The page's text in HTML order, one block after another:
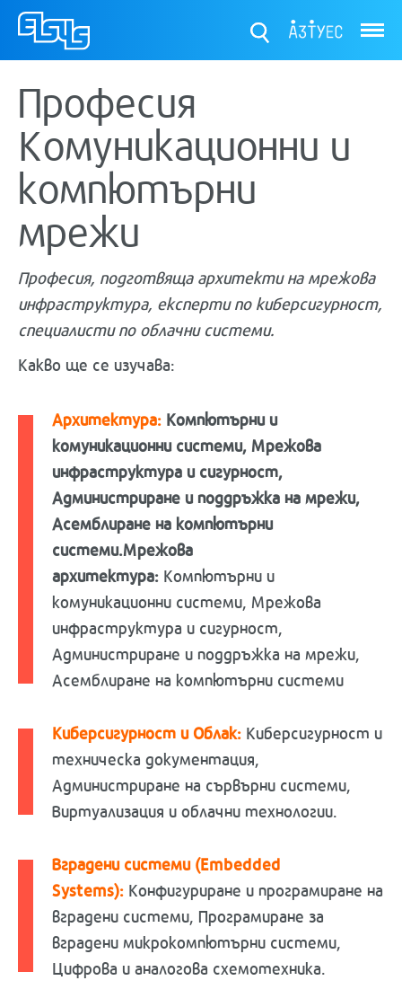
Професия
Комуникационни и
компютърни
мрежи
Професия, подготвяща архитекти на мрежова
инфраструктура, експерти по киберсигурност,
специалисти по облачни системи.
Какво ще се изучава:
Архитектура: Компютърни и
комуникационни системи, Мрежова
инфраструктура и сигурност,
Администриране и поддръжка на мрежи,
Асемблиране на компютърни
системи.Мрежова
архитектура: Компютърни и
комуникационни системи, Мрежова
инфраструктура и сигурност,
Администриране и поддръжка на мрежи,
Асемблиране на компютърни системи
Киберсигурност и Облак: Киберсигурност и
техническа документация,
Администриране на сървърни системи,
Виртуализация и облачни технологии.
Вградени системи (Embedded
Systems): Конфигуриране и програмиране на
вградени системи, Програмиране за
вградени микрокомпютърни системи,
Цифрова и аналогова схемотехника.